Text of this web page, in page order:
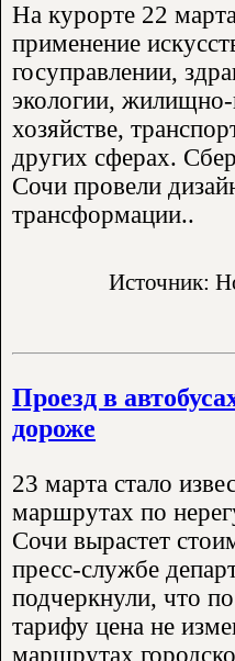
На курорте 22
применение
госуправлении,
экологии,
хозяйстве,
других сферах.
Сочи провели
трансформации..
Источник:
Проезд в
дороже
23 марта стало
маршрутах по
Сочи вырастет
пресс-службе
подчеркнули, что
тарифу цена не
маршрутах